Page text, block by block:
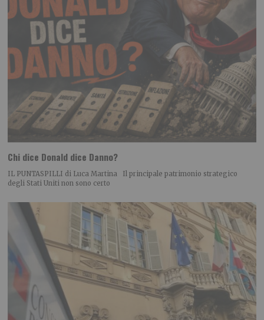
Chi dice Donald dice Danno?
IL PUNTASPILLI di Luca Martina Il principale patrimonio strategico
degli Stati Uniti non sono certo